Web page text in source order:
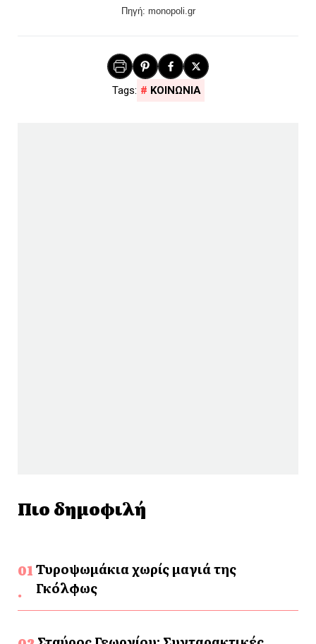
Πηγή: monopoli.gr
ΚΟΙΝΩΝΙΑ
Πιο δημοφιλή
Τυροψωμάκια χωρίς μαγιά της
Γκόλφως